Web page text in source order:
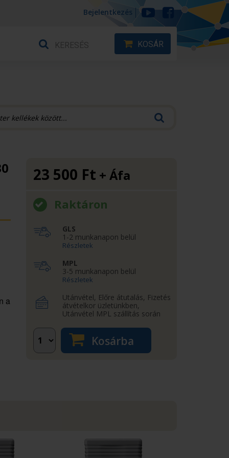
Bejelentkezés
KOSÁR
a
23 500 Ft + Áfa
Raktáron
GLS
1-2 munkanapon belül
Részletek
MPL
3-5 munkanapon belül
Részletek
Utánvétel, Előre átutalás, Fizetés
átvételkor üzletünkben,
Utánvétel MPL szállítás során
Kosárba